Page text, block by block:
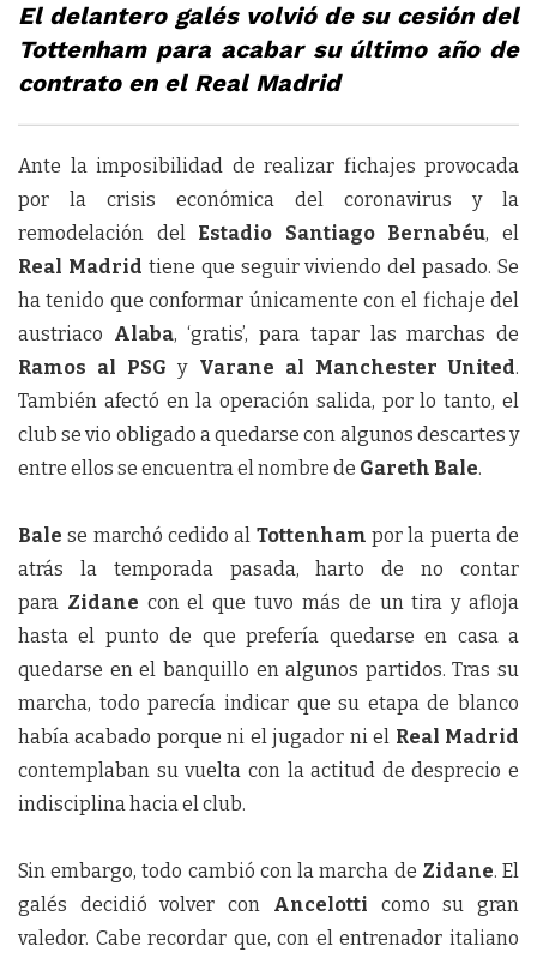
El delantero galés volvió de su cesión del
Tottenham para acabar su último año de
contrato en el Real Madrid
Ante la imposibilidad de realizar fichajes provocada
por la crisis económica del coronavirus y la
remodelación del Estadio Santiago Bernabéu, el
Real Madrid tiene que seguir viviendo del pasado. Se
ha tenido que conformar únicamente con el fichaje del
austriaco Alaba, ‘gratis’, para tapar las marchas de
Ramos al PSG y Varane al Manchester United.
También afectó en la operación salida, por lo tanto, el
club se vio obligado a quedarse con algunos descartes y
entre ellos se encuentra el nombre de Gareth Bale.
Bale se marchó cedido al Tottenham por la puerta de
atrás la temporada pasada, harto de no contar
para Zidane con el que tuvo más de un tira y afloja
hasta el punto de que prefería quedarse en casa a
quedarse en el banquillo en algunos partidos. Tras su
marcha, todo parecía indicar que su etapa de blanco
había acabado porque ni el jugador ni el Real Madrid
contemplaban su vuelta con la actitud de desprecio e
indisciplina hacia el club.
Sin embargo, todo cambió con la marcha de Zidane. El
galés decidió volver con Ancelotti como su gran
valedor. Cabe recordar que, con el entrenador italiano